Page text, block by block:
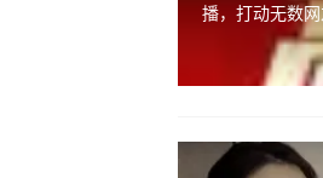
三、不施压，
最后三十
很多家长一
播，打动无数